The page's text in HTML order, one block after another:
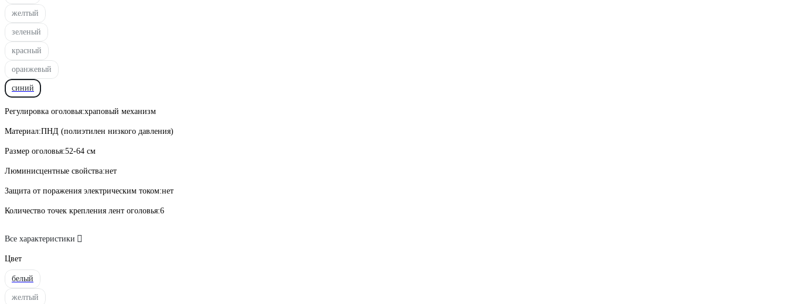
желтый
зеленый
красный
оранжевый
синий
Регулировка оголовья:храповый механизм
Материал:ПНД (полиэтилен низкого давления)
Размер оголовья:52-64 см
Люминисцентные свойства:нет
Защита от поражения электрическим током:нет
Количество точек крепления лент оголовья:6
Все характеристики
Цвет
белый
желтый